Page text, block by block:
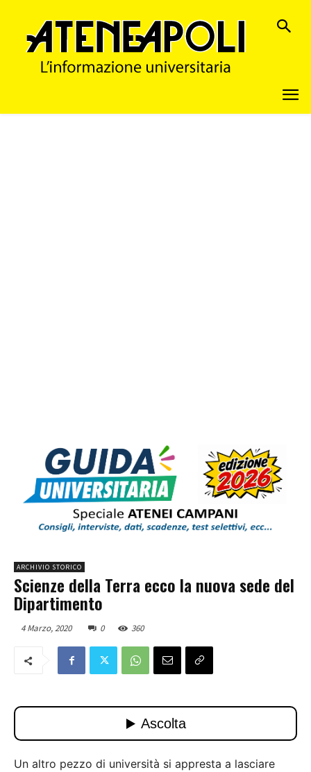
ARCHIVIO STORICO
Scienze della Terra ecco la nuova sede del
Dipartimento
4 Marzo, 2020 0 360
Un altro pezzo di università si appresta a lasciare